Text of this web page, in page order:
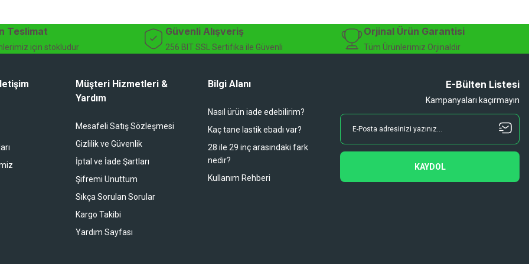
duruyor koltuk zaten full konfor
alışveriş yapacağım
bir alışveriş oldu. Teşekkürler.
Teslimat
için stokludur
Güvenli Alışveriş
256 BIT SSL Sertifika ile Güvenli
Orjinal Ürün Garantisi
Tüm Ürünlerimiz Orjinaldir
Müşteri Hizmetleri &
Yardım
Mesafeli Satış Sözleşmesi
Gizlilik ve Güvenlik
İptal ve İade Şartları
Şifremi Unuttum
Sıkça Sorulan Sorular
Kargo Takibi
Yardım Sayfası
Bilgi Alanı
Nasıl ürün iade edebilirim?
Kaç tane lastik ebadı var?
28 ile 29 inç arasındaki fark
nedir?
Kullanım Rehberi
E-Bülten Listesi
Kampanyaları kaçırmayın
KAYDOL